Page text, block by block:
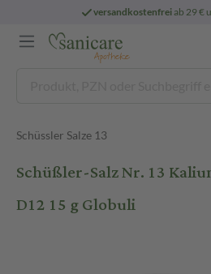
versandkostenfreiab 29 €
Schüssler Salze 13
Schüßler-Salz Nr. 13
D12 15 g Globuli